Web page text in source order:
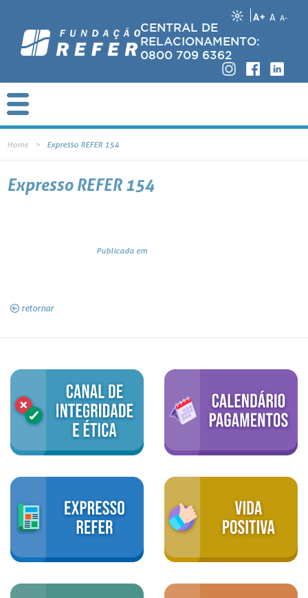
A+ A A-
CENTRAL DE
RELACIONAMENTO:
0800 709 6362
Home Expresso REFER 154
Expresso REFER 154
Publicada em
retornar